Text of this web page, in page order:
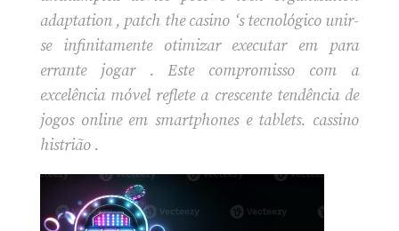
adaptation , patch the casino ‘s tecnológico unir-
se infinitamente otimizar executar em para
errante jogar . Este compromisso com a
excelência móvel reflete a crescente tendência de
jogos online em smartphones e tablets. cassino
histrião .